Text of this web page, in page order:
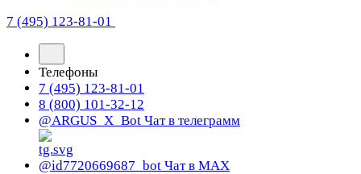
7 (495) 123-81-01
Телефоны
7 (495) 123-81-01
8 (800) 101-32-12
@ARGUS_X_Bot Чат в телеграмм
@id7720669687_bot Чат в МАХ